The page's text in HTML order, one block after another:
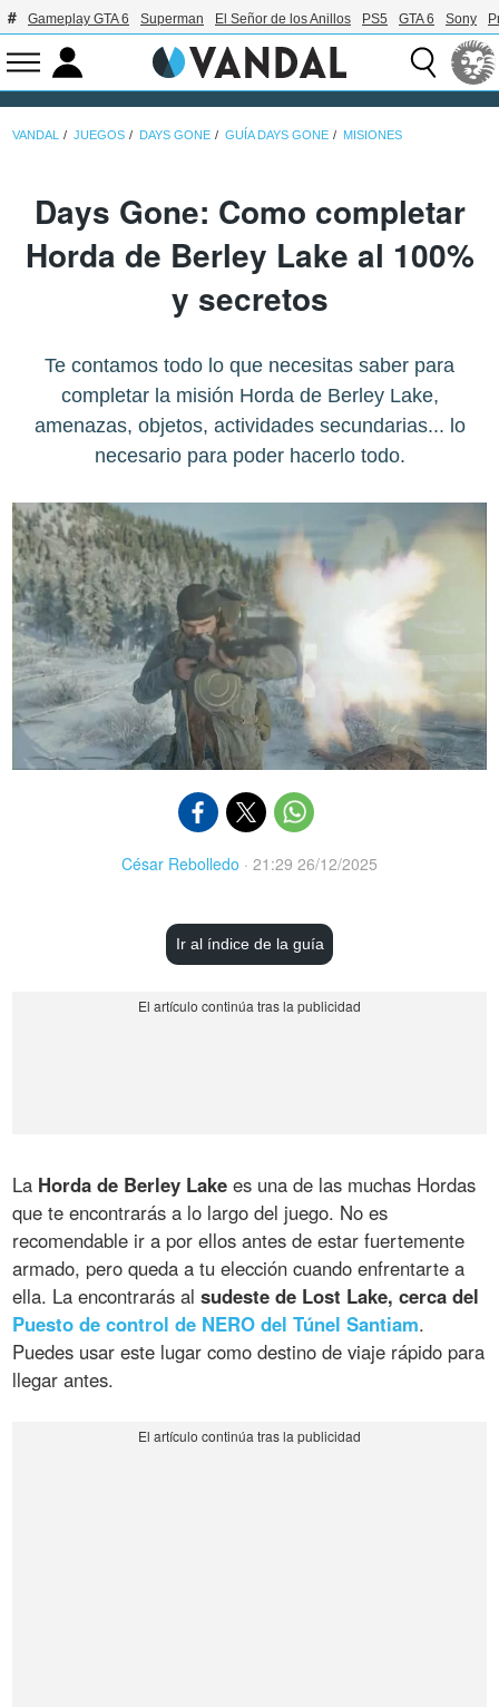
Gameplay GTA 6 Superman El Señor de los Anillos PS5 GTA 6 Sony
VANDAL JUEGOS DAYS GONE GUÍA DAYS GONE MISIONES
Days Gone: Como completar
Horda de Berley Lake al 100%
y secretos
Te contamos todo lo que necesitas saber para
completar la misión Horda de Berley Lake,
amenazas, objetos, actividades secundarias... lo
necesario para poder hacerlo todo.
César Rebolledo · 21:29 26/12/2025
Ir al índice de la guía
La Horda de Berley Lake es una de las muchas Hordas
que te encontrarás a lo largo del juego. No es
recomendable ir a por ellos antes de estar fuertemente
armado, pero queda a tu elección cuando enfrentarte a
ella. La encontrarás alsudeste de Lost Lake, cerca del
Puesto de control de NERO del Túnel Santiam.
Puedes usar este lugar como destino de viaje rápido para
llegar antes.